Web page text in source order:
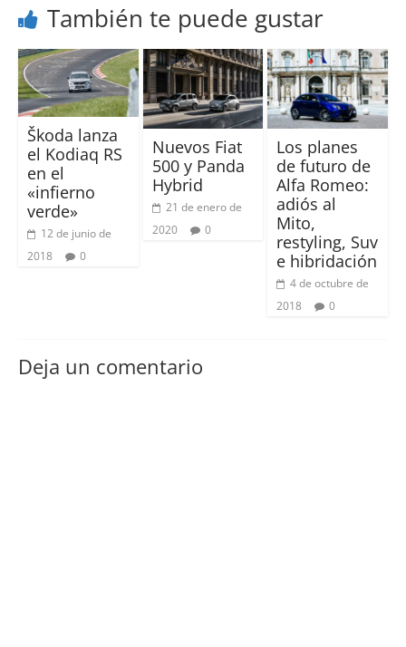
También te puede gustar
Škoda lanza
el Kodiaq RS
en el
«infierno
verde»
12 de junio de
2018
0
Nuevos Fiat
500 y Panda
Hybrid
21 de enero de
2020
0
Los planes
de futuro de
Alfa Romeo:
adiós al
Mito,
restyling, Suv
e hibridación
4 de octubre de
2018
0
Deja un comentario